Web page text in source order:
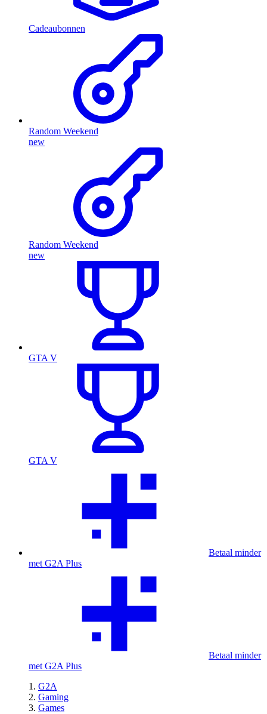
Cadeaubonnen
Random Weekend
new
Random Weekend
new
GTA V
GTA V
Betaal minder
met G2A Plus
Betaal minder
met G2A Plus
G2A
Gaming
Games